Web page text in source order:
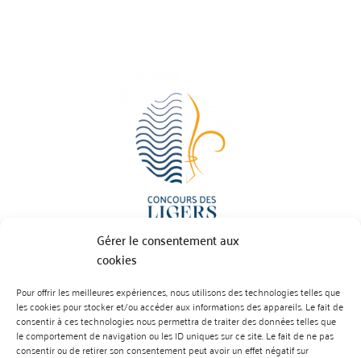
Gérer le consentement aux
cookies
Pour offrir les meilleures expériences, nous utilisons des technologies telles que
les cookies pour stocker et/ou accéder aux informations des appareils. Le fait de
consentir à ces technologies nous permettra de traiter des données telles que
le comportement de navigation ou les ID uniques sur ce site. Le fait de ne pas
consentir ou de retirer son consentement peut avoir un effet négatif sur
BP 70023 - 49610 JUIGNE SUR LOIRE
Tél :07 88 99 01 07